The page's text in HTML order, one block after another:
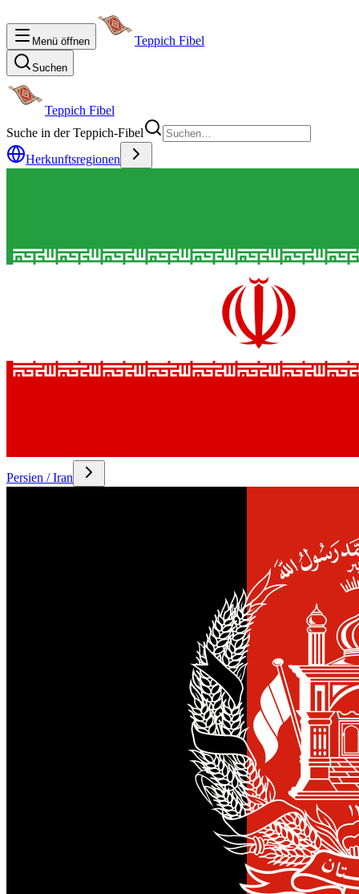
Menü öffnen Teppich Fibel
Suchen
Teppich Fibel
Suche in der Teppich-Fibel
Herkunftsregionen
Persien / Iran